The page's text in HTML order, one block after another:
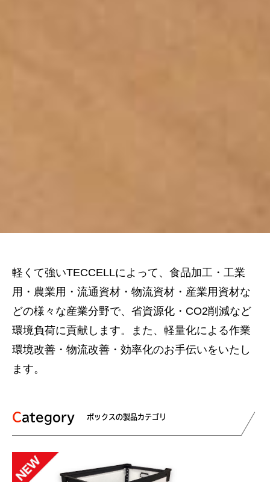
軽くて強いTECCELLによって、食品加工・工業
用・農業用・流通資材・物流資材・産業用資材な
どの様々な産業分野で、省資源化・CO2削減など
環境負荷に貢献します。また、軽量化による作業
環境改善・物流改善・効率化のお手伝いをいたし
ます。
Category ボックスの製品カテゴリ